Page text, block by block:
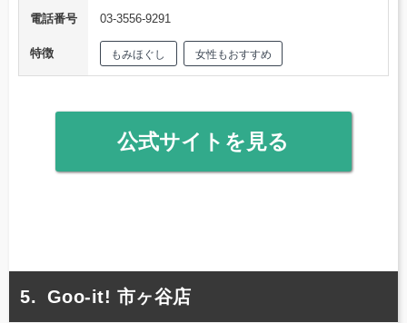
電話番号
03-3556-9291
特徴 もみほぐし 女性もおすすめ
公式サイトを見る
Goo-it! 市ヶ谷店